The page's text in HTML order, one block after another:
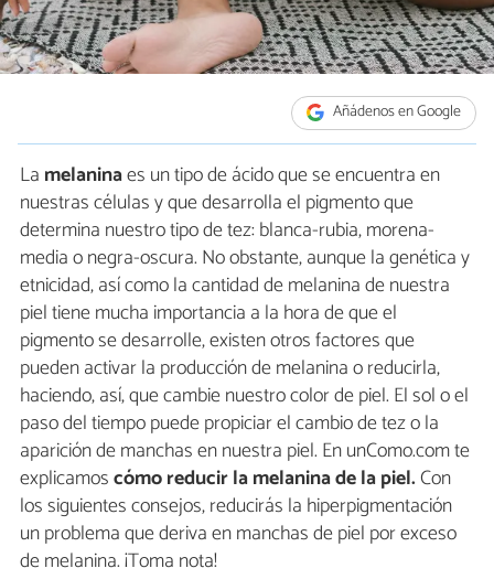
Añádenos en Google
La melaninaes un tipo de ácido que se encuentra en
nuestras células y que desarrolla el pigmento que
determina nuestro tipo de tez: blanca-rubia, morena-
media o negra-oscura. No obstante, aunque la genética y
etnicidad, así como la cantidad de melanina de nuestra
piel tiene mucha importancia a la hora de que el
pigmento se desarrolle, existen otros factores que
pueden activar la producción de melanina o reducirla,
haciendo, así, que cambie nuestro color de piel. El sol o el
paso del tiempo puede propiciar el cambio de tez o la
aparición de manchas en nuestra piel. En unComo.com te
explicamoscómo reducir la melanina de la piel.Con
los siguientes consejos, reducirás la hiperpigmentación
un problema que deriva en manchas de piel por exceso
de melanina. ¡Toma nota!